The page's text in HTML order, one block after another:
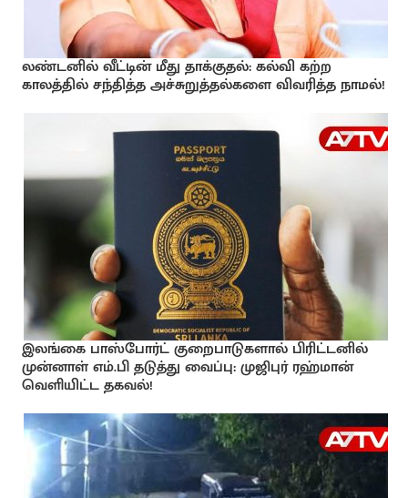
லண்டனில் வீட்டின் மீது தாக்குதல்: கல்வி கற்ற
காலத்தில் சந்தித்த அச்சுறுத்தல்களை விவரித்த நாமல்!
இலங்கை பாஸ்போர்ட் குறைபாடுகளால் பிரிட்டனில்
முன்னாள் எம்.பி தடுத்து வைப்பு: முஜிபுர் ரஹ்மான்
வெளியிட்ட தகவல்!